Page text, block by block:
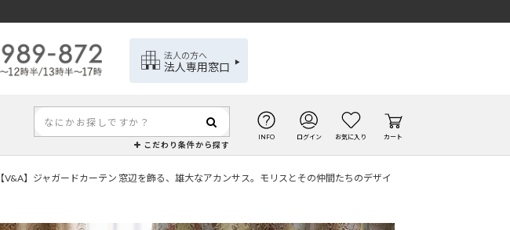
法人の方へ
法人専用窓口
こだわり条件から探す
INFO ログイン お気に入り カート
【V&A】ジャガードカーテン 窓辺を飾る、雄大なアカンサス。モリスとその仲間たちのデザイ